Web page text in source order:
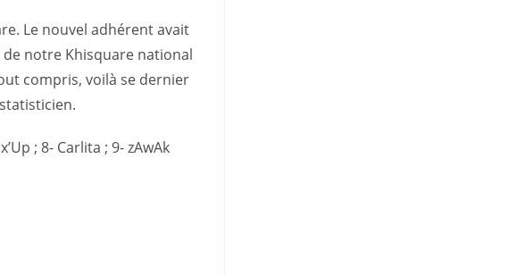
Le nouvel adhérent avait
de notre Khisquare national
compris, voilà se dernier
; 8- Carlita ; 9- zAwAk